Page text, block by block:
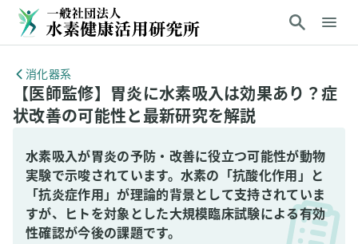
消化器系
【医師監修】胃炎に水素吸入は効果あり？症
状改善の可能性と最新研究を解説
水素吸入が胃炎の予防・改善に役立つ可能性が動物
実験で示唆されています。水素の「抗酸化作用」と
「抗炎症作用」が理論的背景として支持されていま
すが、ヒトを対象とした大規模臨床試験による有効
性確認が今後の課題です。